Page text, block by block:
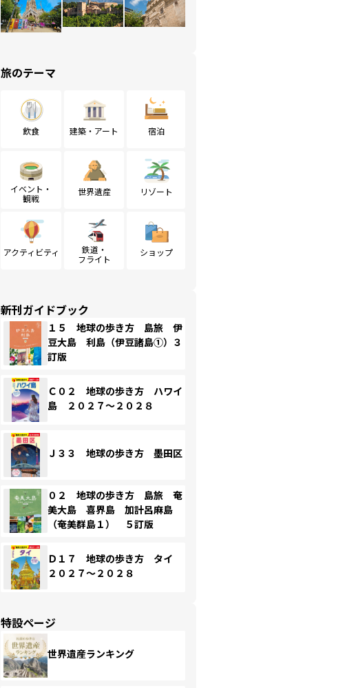
旅のテーマ
飲食 建築・アート 宿泊
イベント・
観戦
世界遺産 リゾート
アクティビティ
鉄道・
フライト
ショップ
新刊ガイドブック
１５ 地球の歩き方 島旅 伊
豆大島 利島（伊豆諸島①）３
訂版
Ｃ０２ 地球の歩き方 ハワイ
島 ２０２７～２０２８
Ｊ３３ 地球の歩き方 墨田区
０２ 地球の歩き方 島旅 奄
美大島 喜界島 加計呂麻島
（奄美群島１） ５訂版
Ｄ１７ 地球の歩き方 タイ
２０２７～２０２８
特設ページ
世界遺産ランキング